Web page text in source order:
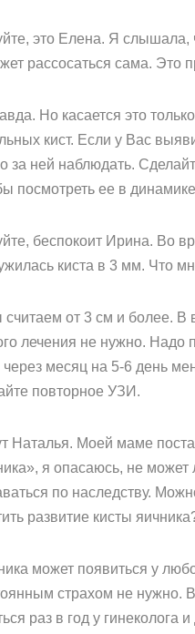
это Елена. Я слышала,
рассосаться сама. Это
Но касается это
кист. Если у Вас
за ней наблюдать.
посмотреть ее в
беспокоит Ирина. Во
киста в 3 мм. Что
считаем от 3 см и более. В
лечения не нужно. Надо
месяц на 5-6 день
повторное УЗИ.
Наталья. Моей маме
я опасаюсь, не может
по наследству.
развитие кисты
может появиться у
страхом не нужно.
раз в год у гинеколога